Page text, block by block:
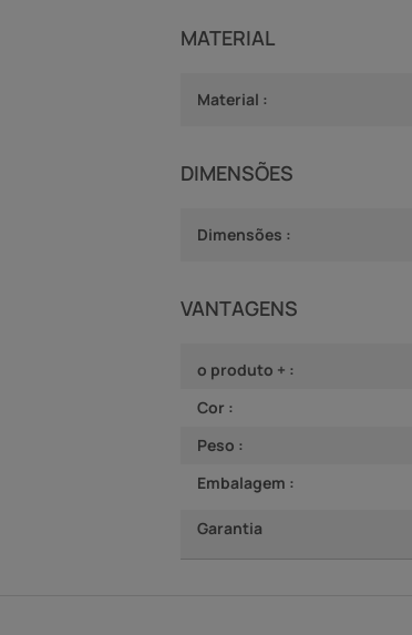
MATERIAL
Material :
DIMENSÕES
Dimensões :
VANTAGENS
o produto + :
Cor :
Peso :
Embalagem :
Garantia